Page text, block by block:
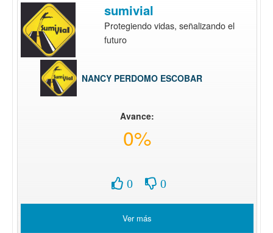
sumivial
Protegiendo vidas, señalizando el
futuro
NANCY PERDOMO ESCOBAR
Avance:
0%
0 0
Ver más